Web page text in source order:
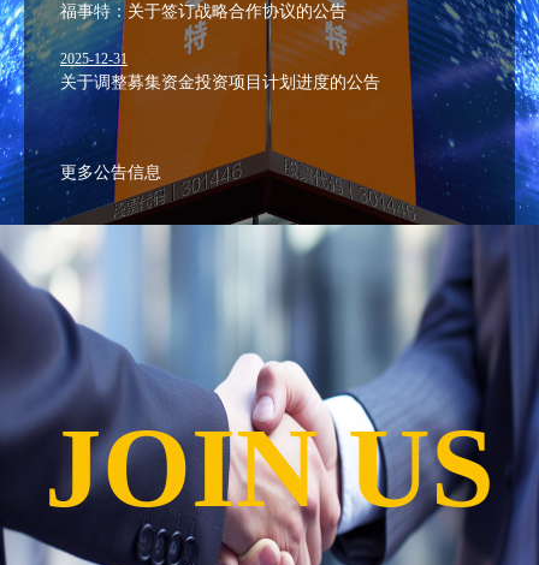
福事特：关于签订战略合作协议的公告
2025-12-31
关于调整募集资金投资项目计划进度的公告
更多公告信息
JOIN US